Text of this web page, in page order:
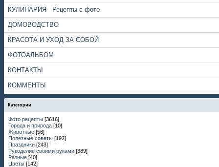
КУЛИНАРИЯ - Рецепты с фото
ДОМОВОДСТВО
КРАСОТА И УХОД ЗА СОБОЙ
ФОТОАЛЬБОМ
КОНТАКТЫ
КОММЕНТЫ
Категории
Фото рецепты [3616]
Города и природа [10]
Животные [56]
Полезные советы [192]
Праздники [243]
Рукоделие своими руками [389]
Разные [40]
Цветы [142]